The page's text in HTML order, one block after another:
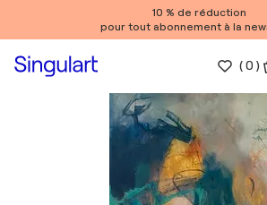
10 % de réduction
pour tout abonnement à la
(0 )